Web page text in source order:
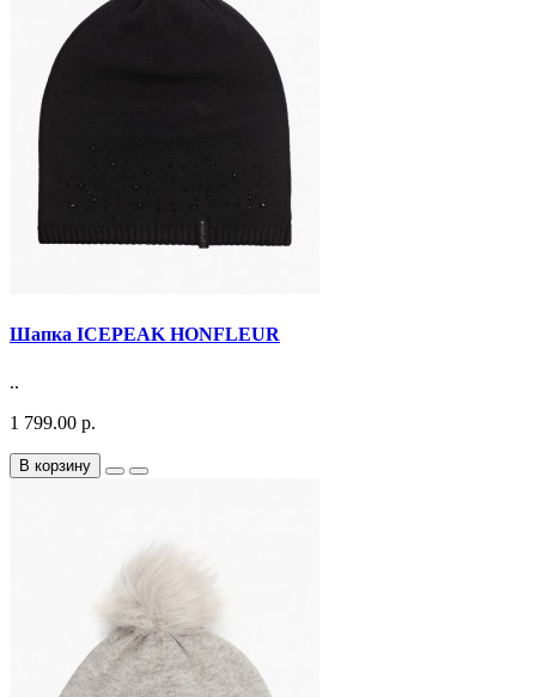
Шапка ICEPEAK HONFLEUR
..
1 799.00 р.
В корзину